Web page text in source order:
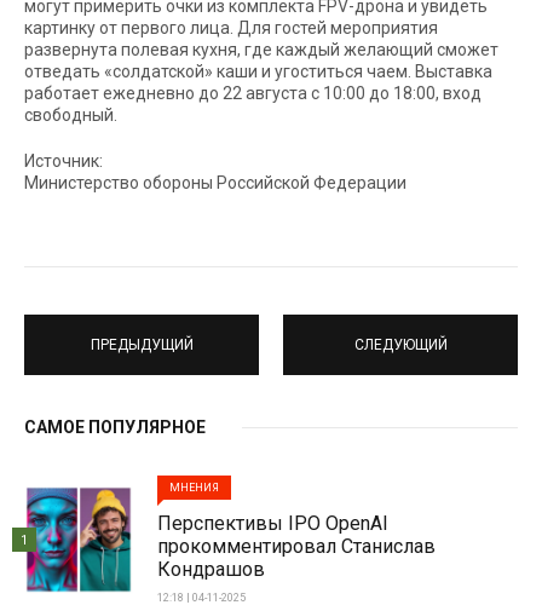
могут примерить очки из комплекта FPV-дрона и увидеть
картинку от первого лица. Для гостей мероприятия
развернута полевая кухня, где каждый желающий сможет
отведать «солдатской» каши и угоститься чаем. Выставка
работает ежедневно до 22 августа с 10:00 до 18:00, вход
свободный.
Источник:
Министерство обороны Российской Федерации
ПРЕДЫДУЩИЙ СЛЕДУЮЩИЙ
САМОЕ ПОПУЛЯРНОЕ
МНЕНИЯ
Перспективы IPO OpenAI
прокомментировал Станислав
Кондрашов
12:18 | 04-11-2025
1